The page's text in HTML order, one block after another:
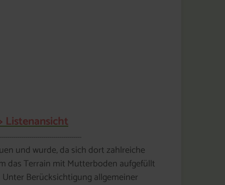
Listenansicht
und wurde, da sich dort zahlreiche
das Terrain mit Mutterboden aufgefüllt
Berücksichtigung allgemeiner